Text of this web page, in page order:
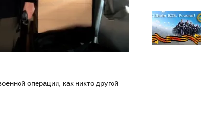
операции, как никто другой